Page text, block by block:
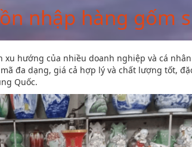
nhập hàng gốm
hướng của nhiều doanh nghiệp và cá
đa dạng, giá cả hợp lý và chất lượng tốt,
Quốc.